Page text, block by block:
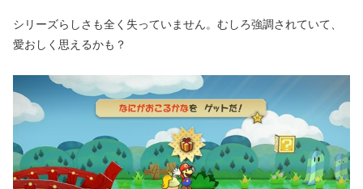
シリーズらしさも全く失っていません。むしろ強調されていて、
愛おしく思えるかも？